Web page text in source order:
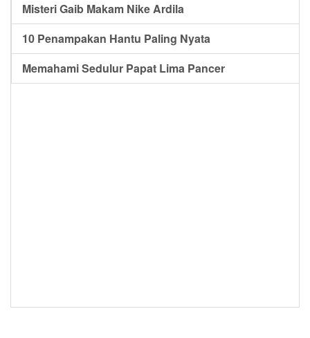
Misteri Gaib Makam Nike Ardila
10 Penampakan Hantu Paling Nyata
Memahami Sedulur Papat Lima Pancer